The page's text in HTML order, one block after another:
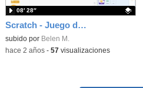
Scratch - Juego del Pong_Mejoras
Contenido educativo.
subido por Belen M.
08′ 28″
-hace 2 años- 57 visualizaciones